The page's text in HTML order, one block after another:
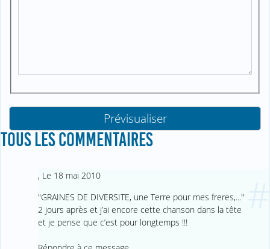
TOUS LES COMMENTAIRES
, Le 18 mai 2010
"GRAINES DE DIVERSITE, une Terre pour mes freres,..."
2 jours après et j’ai encore cette chanson dans la tête
et je pense que c’est pour longtemps !!!